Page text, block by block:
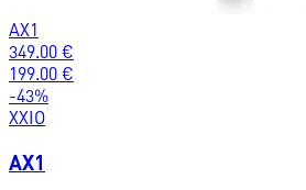
AX1
349.00 €
199.00 €
-43%
XXIO
AX1